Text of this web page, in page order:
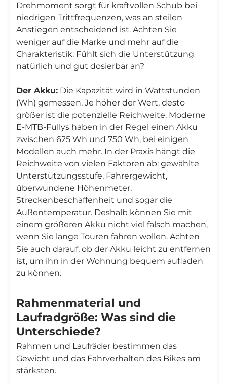
Drehmoment sorgt für kraftvollen Schub bei
niedrigen Trittfrequenzen, was an steilen
Anstiegen entscheidend ist. Achten Sie
weniger auf die Marke und mehr auf die
Charakteristik: Fühlt sich die Unterstützung
natürlich und gut dosierbar an?
Der Akku: Die Kapazität wird in Wattstunden
(Wh) gemessen. Je höher der Wert, desto
größer ist die potenzielle Reichweite. Moderne
E-MTB-Fullys haben in der Regel einen Akku
zwischen 625 Wh und 750 Wh, bei einigen
Modellen auch mehr. In der Praxis hängt die
Reichweite von vielen Faktoren ab: gewählte
Unterstützungsstufe, Fahrergewicht,
überwundene Höhenmeter,
Streckenbeschaffenheit und sogar die
Außentemperatur. Deshalb können Sie mit
einem größeren Akku nicht viel falsch machen,
wenn Sie lange Touren fahren wollen. Achten
Sie auch darauf, ob der Akku leicht zu entfernen
ist, um ihn in der Wohnung bequem aufladen
zu können.
Rahmenmaterial und
Laufradgröße: Was sind die
Unterschiede?
Rahmen und Laufräder bestimmen das
Gewicht und das Fahrverhalten des Bikes am
stärksten.